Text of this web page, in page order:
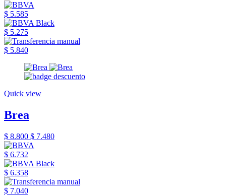
$ 5.585
$ 5.275
$ 5.840
Quick view
Brea
$ 8.800 $ 7.480
$ 6.732
$ 6.358
$ 7.040